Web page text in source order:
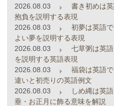
2026.08.03
書き初めは
抱負を説明する表現
2026.08.03
初夢は英語
よい夢を説明する表現
2026.08.03
七草粥は英
を説明する英語表現
2026.08.03
福袋は英語
違いと初売りの英語例文
2026.08.03
しめ縄は英
垂・お正月に飾る意味を解説